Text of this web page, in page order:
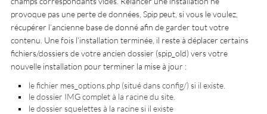
provoque pas une perte de données, Spip peut, si vous le voulez,
récupérer l’ancienne base de donné afin de garder tout votre
contenu. Une fois l’installation terminée, il reste à déplacer certains
fichiers/dossiers de votre ancien dossier (spip_old) vers votre
nouvelle installation pour terminer la mise à jour :
le fichier mes_options.php (situé dans config/) si il existe.
le dossier IMG complet à la racine du site.
le dossier squelettes à la racine si il existe